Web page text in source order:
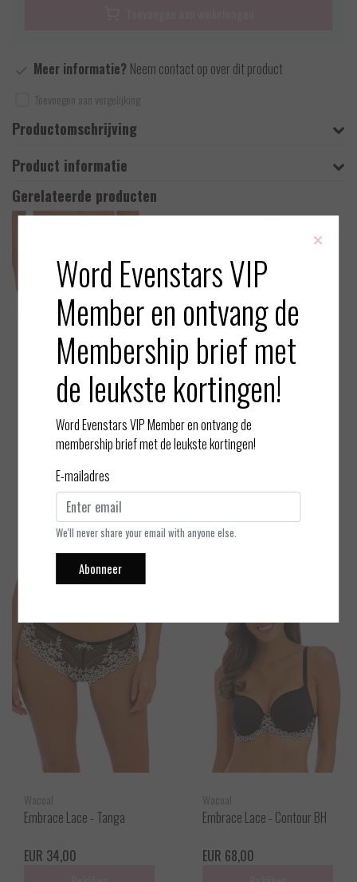
Meer informatie? Neem contact op over dit product
Toevoegen aan vergelijking
Productomschrijving
Product informatie
Gerelateerde producten
EUR 43,00
Bekijken
Wacoal
EUR 52,00
Bekijken
Wacoal
Embrace Lace - Tanga
EUR 34,00
Wacoal
Embrace Lace - Contour BH
EUR 68,00
×
Word Evenstars VIP
Member en ontvang de
Membership brief met
de leukste kortingen!
Word Evenstars VIP Member en ontvang de
membership brief met de leukste kortingen!
E-mailadres
We'll never share your email with anyone else.
Abonneer